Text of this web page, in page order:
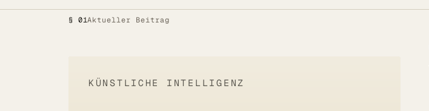
§ 01Aktueller Beitrag
KÜNSTLICHE INTELLIGENZ